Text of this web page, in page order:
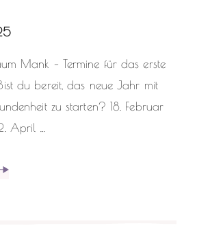
Mank – Termine für das erste
du bereit, das neue Jahr mit
zu starten? 18. Februar
April …